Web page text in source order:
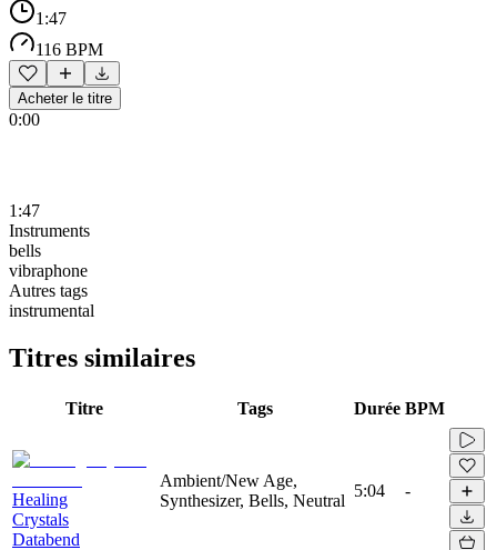
1:47
116 BPM
Acheter le titre
0:00
1:47
Instruments
bells
vibraphone
Autres tags
instrumental
Titres similaires
Titre Tags Durée BPM
Healing
Crystals
Databend
Ambient/New Age,
Synthesizer, Bells, Neutral
5:04 -